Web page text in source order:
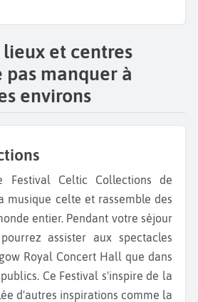
lieux et centres
manquer à
environs
musique celte et rassemble des
entier. Pendant votre séjour
assister aux spectacles
Royal Concert Hall que dans
Ce Festival s'inspire de la
d'autres inspirations comme la